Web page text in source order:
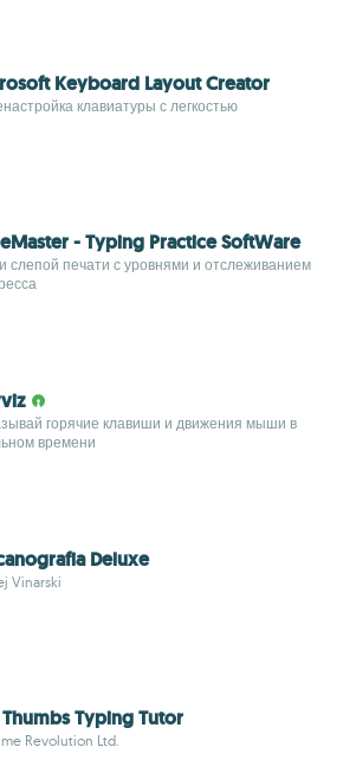
Keyboard Layout Creator
клавиатуры с легкостью
- Typing Practice SoftWare
слепой печати с уровнями и отслеживанием
горячие клавиши и движения мыши в
времени
Deluxe
Vinarski
Thumbs Typing Tutor
Revolution Ltd.